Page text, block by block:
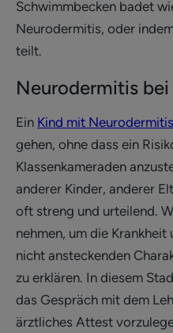
Schwimmbecken badet
Neurodermitis, oder
teilt.
Neurodermitis bei
Ein Kind mit Neurodermitis
gehen, ohne dass ein
Klassenkameraden
anderer Kinder, anderer
oft streng und urteilend.
nehmen, um die
nicht ansteckenden
zu erklären. In diesem
das Gespräch mit dem
ärztliches Attest